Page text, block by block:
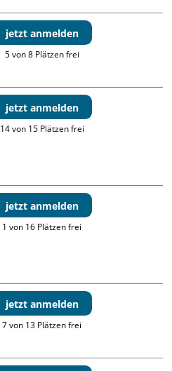
jetzt anmelden
5 von 8 Plätzen frei
jetzt anmelden
14 von 15 Plätzen frei
jetzt anmelden
1 von 16 Plätzen frei
jetzt anmelden
7 von 13 Plätzen frei